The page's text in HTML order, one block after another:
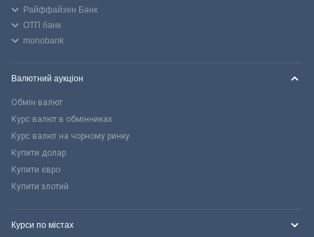
Райффайзен Банк
ОТП банк
monobank
Валютний аукціон
Обмін валют
Курс валют в обмінниках
Курс валют на чорному ринку
Купити долар
Купити євро
Купити злотий
Курси по містах